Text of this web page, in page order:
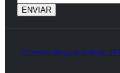
© Leandro Diego de Andrade.